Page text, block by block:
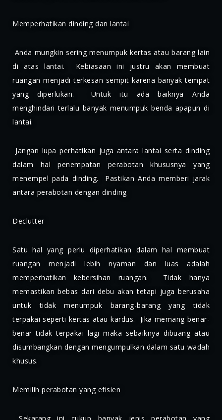
Memperhatikan dinding dan lantai
Anda mungkin sering menumpuk kertas atau barang lain
di atas lantai. Kebiasaan ini justru akan membuat
ruangan menjadi terkesan sempit karena banyak tempat
yang diperlukan. Untuk itu ada baiknya Anda
menghindari terlalu banyak menumpuk benda apapun di
lantai.
Jangan lupa perhatikan juga antara lantai serta dinding
dalam hal penempatan perabotan khususnya yang
menempel pada dinding. Pastikan Anda memberi jarak
antara perabotan dengan dinding
Declutter
Satu hal yang perlu diperhatikan dalam hal membuat
ruangan menjadi lebih nyaman dan luas adalah
memperhatikan kebersihan ruangan. Tidak hanya
memastikan bebas dari debu akan tetapi juga berusaha
untuk tidak menumpuk barang-barang yang tidak
terpakai seperti kertas atau kardus. Jika memang benar-
benar tidak terpakai lagi maka sebaiknya dibuang atau
disumbangkan dengan mengumpulkan dalam satu wadah
khusus.
Memilih perabotan yang efisien